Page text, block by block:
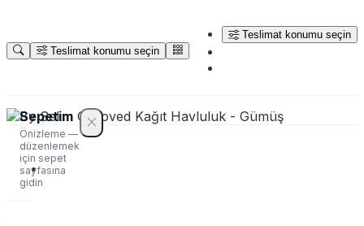
Teslimat konumu seçin
Teslimat konumu seçin
Sepetim
Önizleme —
düzenlemek
için sepet
sayfasına
gidin